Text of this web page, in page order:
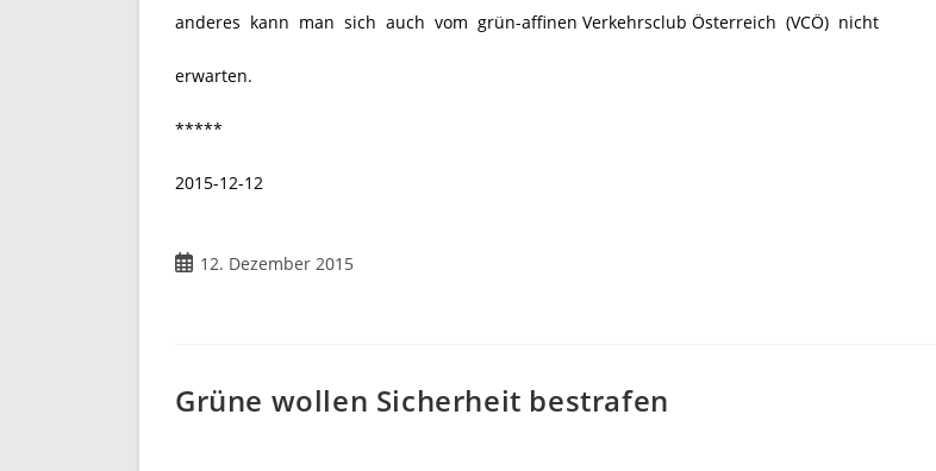
anderes kann man sich auch vom grün-affinen Verkehrsclub Österreich (VCÖ) nicht
erwarten.
*****
2015-12-12
12. Dezember 2015
Grüne wollen Sicherheit bestrafen